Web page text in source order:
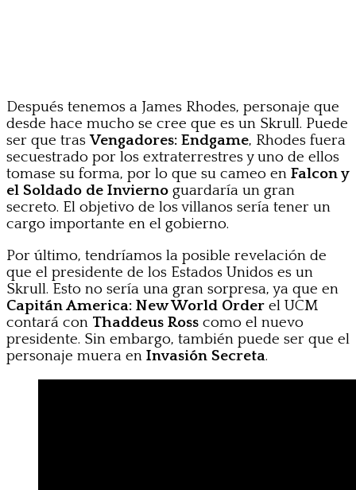
Después tenemos a James Rhodes, personaje que
desde hace mucho se cree que es un Skrull. Puede
ser que trasVengadores: Endgame, Rhodes fuera
secuestrado por los extraterrestres y uno de ellos
tomase su forma, por lo que su cameo en Falcon y
el Soldado de Invierno guardaría un gran
secreto. El objetivo de los villanos sería tener un
cargo importante en el gobierno.
Por último, tendríamos la posible revelación de
que el presidente de los Estados Unidos es un
Skrull. Esto no sería una gran sorpresa, ya que en
Capitán America: New World Order el UCM
contará con Thaddeus Ross como el nuevo
presidente. Sin embargo, también puede ser que el
personaje muera en Invasión Secreta.